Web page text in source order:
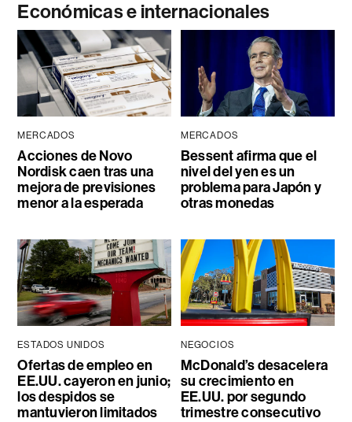
Económicas e internacionales
MERCADOS
Acciones de Novo
Nordisk caen tras una
mejora de previsiones
menor a la esperada
MERCADOS
Bessent afirma que el
nivel del yen es un
problema para Japón y
otras monedas
ESTADOS UNIDOS
Ofertas de empleo en
EE.UU. cayeron en junio;
los despidos se
mantuvieron limitados
NEGOCIOS
McDonald’s desacelera
su crecimiento en
EE.UU. por segundo
trimestre consecutivo